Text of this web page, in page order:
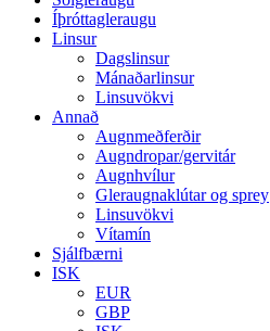
Íþróttagleraugu
Linsur
Dagslinsur
Mánaðarlinsur
Linsuvökvi
Annað
Augnmeðferðir
Augndropar/gervitár
Augnhvílur
Gleraugnaklútar og sprey
Linsuvökvi
Vítamín
Sjálfbærni
ISK
EUR
GBP